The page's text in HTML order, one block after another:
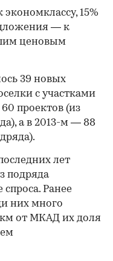
15%
— к
ценовым
39 новых
с участками
проектов (из
а в 2013-м — 88
лет
подряда
Ранее
них много
от МКАД их доля